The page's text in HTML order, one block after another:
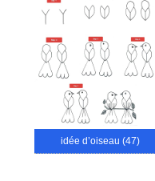
idée d’oiseau (47)